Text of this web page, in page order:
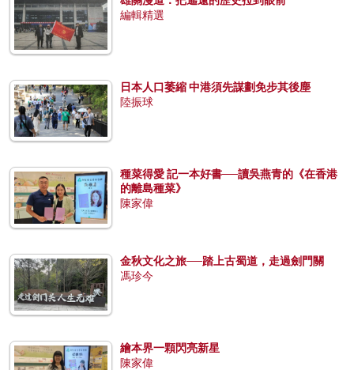
編輯精選
日本人口萎縮 中港須先謀劃免步其後塵
陸振球
種菜得愛 記一本好書──讀吳燕青的《在香港
的離島種菜》
陳家偉
金秋文化之旅──踏上古蜀道，走過劍門關
馮珍今
繪本界一顆閃亮新星
陳家偉